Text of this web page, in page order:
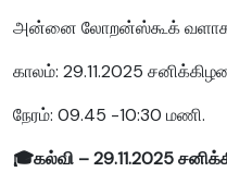
அன்னை லோறன்ஸ்கூக்
காலம்: 29.11.2025
நேரம்: 09.45 -10:30 மணி.
🎓கல்வி – 29.11.2025